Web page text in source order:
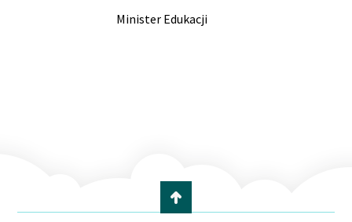
Minister Edukacji